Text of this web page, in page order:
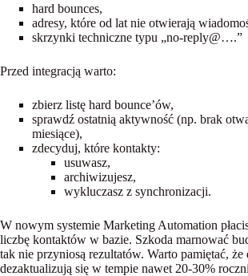
hard bounces,
adresy, które od lat nie otwierają
skrzynki techniczne typu „no-reply@….”
Przed integracją warto:
zbierz listę hard bounce’ów,
sprawdź ostatnią aktywność (np. brak
miesiące),
zdecyduj, które kontakty:
usuwasz,
archiwizujesz,
wykluczasz z synchronizacji.
W nowym systemie Marketing Automation
liczbę kontaktów w bazie. Szkoda marnować
tak nie przyniosą rezultatów. Warto pamiętać, że
dezaktualizują się w tempie nawet 20-30%